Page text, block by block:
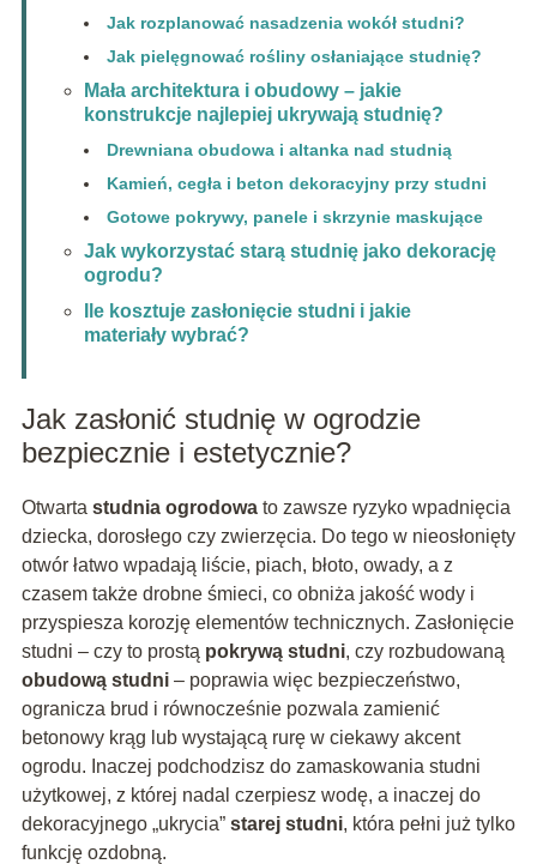
Jak rozplanować nasadzenia wokół studni?
Jak pielęgnować rośliny osłaniające studnię?
Mała architektura i obudowy – jakie
konstrukcje najlepiej ukrywają studnię?
Drewniana obudowa i altanka nad studnią
Kamień, cegła i beton dekoracyjny przy studni
Gotowe pokrywy, panele i skrzynie maskujące
Jak wykorzystać starą studnię jako dekorację
ogrodu?
Ile kosztuje zasłonięcie studni i jakie
materiały wybrać?
Jak zasłonić studnię w ogrodzie
bezpiecznie i estetycznie?
Otwarta studnia ogrodowato zawsze ryzyko wpadnięcia
dziecka, dorosłego czy zwierzęcia. Do tego w nieosłonięty
otwór łatwo wpadają liście, piach, błoto, owady, a z
czasem także drobne śmieci, co obniża jakość wody i
przyspiesza korozję elementów technicznych. Zasłonięcie
studni – czy to prostą pokrywą studni, czy rozbudowaną
obudową studni– poprawia więc bezpieczeństwo,
ogranicza brud i równocześnie pozwala zamienić
betonowy krąg lub wystającą rurę w ciekawy akcent
ogrodu. Inaczej podchodzisz do zamaskowania studni
użytkowej, z której nadal czerpiesz wodę, a inaczej do
dekoracyjnego „ukrycia” starej studni, która pełni już tylko
funkcję ozdobną.